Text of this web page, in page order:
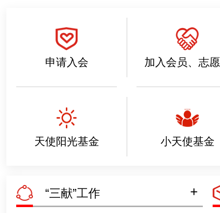
申请入会 加入会员、志
天使阳光基金 小天使基金
“三献”工作 +